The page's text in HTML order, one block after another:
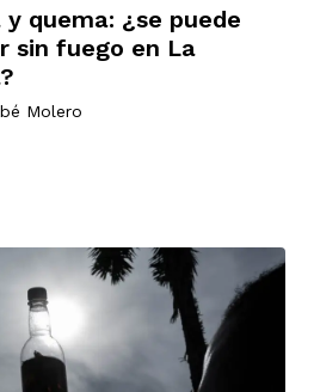
y quema: ¿se puede
sin fuego en La
Molero